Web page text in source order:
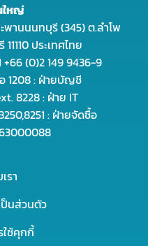
ใหญ่
านนนทบุรี (345) ต.ลำโพ
ประเทศไทย
+66 (0)2 149 9436-9
1208 : ฝ่ายบัญชี
8228 : ฝ่าย IT
: ฝ่ายจัดซื้อ
รา
ป็นส่วนตัว
ใช้คุกกี้